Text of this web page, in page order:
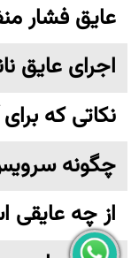
عایق فشار
اجرای عایق
نکاتی که
چگونه
از چه عایقی